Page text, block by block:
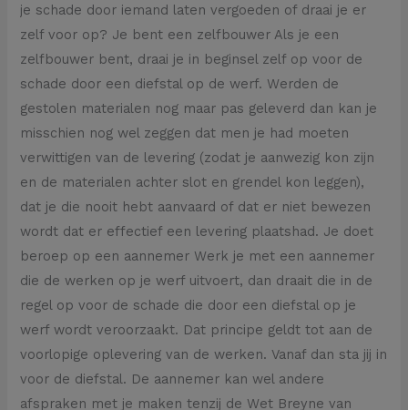
je schade door iemand laten vergoeden of draai je er
zelf voor op? Je bent een zelfbouwer Als je een
zelfbouwer bent, draai je in beginsel zelf op voor de
schade door een diefstal op de werf. Werden de
gestolen materialen nog maar pas geleverd dan kan je
misschien nog wel zeggen dat men je had moeten
verwittigen van de levering (zodat je aanwezig kon zijn
en de materialen achter slot en grendel kon leggen),
dat je die nooit hebt aanvaard of dat er niet bewezen
wordt dat er effectief een levering plaatshad. Je doet
beroep op een aannemer Werk je met een aannemer
die de werken op je werf uitvoert, dan draait die in de
regel op voor de schade die door een diefstal op je
werf wordt veroorzaakt. Dat principe geldt tot aan de
voorlopige oplevering van de werken. Vanaf dan sta jij in
voor de diefstal. De aannemer kan wel andere
afspraken met je maken tenzij de Wet Breyne van